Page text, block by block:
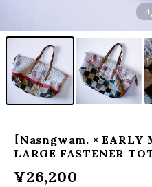
1
【Nasngwam. × EARLY
LARGE FASTENER
¥26,200